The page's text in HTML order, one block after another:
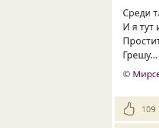
Среди
И я тут
Грешу…
©
109